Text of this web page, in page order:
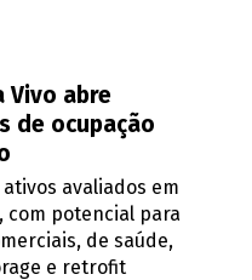
Vivo abre
de ocupação
avaliados em
com potencial para
de saúde,
e retrofit